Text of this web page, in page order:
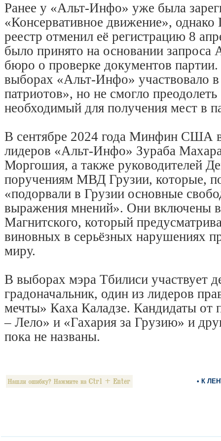
Ранее у «Альт-Инфо» уже была
«Консервативное движение», однако
реестр отменил её регистрацию 8
было принято на основании запроса
бюро о проверке документов
выборах «Альт-Инфо» участвовало
патриотов», но не смогло
необходимый для получения мест в
В сентябре 2024 года Минфин США
лидеров «Альт-Инфо» Зураба
Моргошия, а также руководителей
поручениям МВД Грузии, которые,
«подорвали в Грузии основные
выражения мнений». Они включены
Магнитского, который
виновных в серьёзных нарушениях
миру.
В выборах мэра Тбилиси участвует
градоначальник, один из лидеров
мечты» Каха Каладзе. Кандидаты от
– Лело» и «Гахария за Грузию» и
пока не названы.
• К